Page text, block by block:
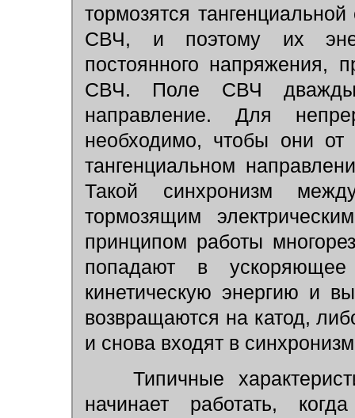
тормозятся
СВЧ, и поэтому их
постоянного напряжения,
СВЧ. Поле СВЧ дважды
направление. Для
необходимо, чтобы они от
тангенциальном
Такой синхронизм
тормозящим
принципом работы
попадают в
кинетическую энергию и
возвращаются на катод,
и снова входят в
Типичные
начинает работать,